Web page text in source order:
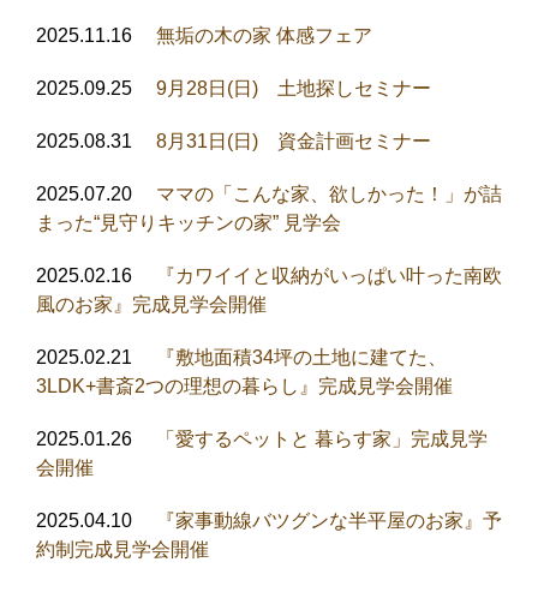
2025.11.16 無垢の木の家 体感フェア
2025.09.25 9月28日(日) 土地探しセミナー
2025.08.31 8月31日(日) 資金計画セミナー
2025.07.20
ママの「こんな家、欲しかった！」が詰
まった“見守りキッチンの家” 見学会
2025.02.16
『カワイイと収納がいっぱい叶った南欧
風のお家』完成見学会開催
2025.02.21
『敷地面積34坪の土地に建てた、
3LDK+書斎2つの理想の暮らし』完成見学会開催
2025.01.26
「愛するペットと 暮らす家」完成見学
会開催
2025.04.10
『家事動線バツグンな半平屋のお家』予
約制完成見学会開催